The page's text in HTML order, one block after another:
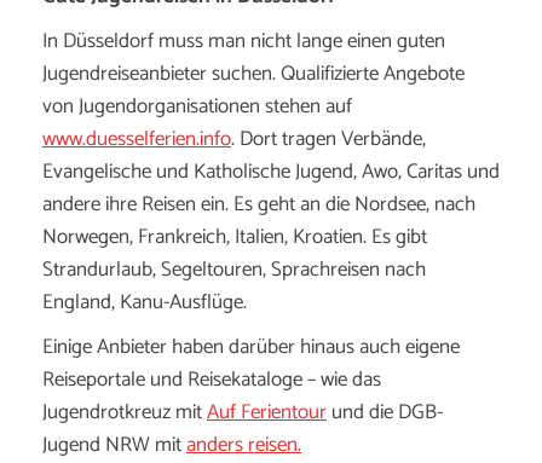
In Düsseldorf muss man nicht lange einen guten
Jugendreiseanbieter suchen. Qualifizierte Angebote
von Jugendorganisationen stehen auf
www.duesselferien.info. Dort tragen Verbände,
Evangelische und Katholische Jugend, Awo, Caritas und
andere ihre Reisen ein. Es geht an die Nordsee, nach
Norwegen, Frankreich, Italien, Kroatien. Es gibt
Strandurlaub, Segeltouren, Sprachreisen nach
England, Kanu-Ausflüge.
Einige Anbieter haben darüber hinaus auch eigene
Reiseportale und Reisekataloge – wie das
Jugendrotkreuz mitAuf Ferientourund die DGB-
Jugend NRW mitanders reisen.